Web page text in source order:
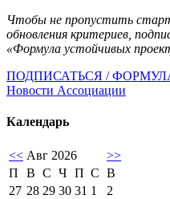
Чтобы не пропустить старт
обновления критериев,
«Формула устойчивых
ПОДПИСАТЬСЯ /
Новости Ассоциации
Календарь
<< Авг 2026
>>
П
В С Ч П С В
27 28 29 30 31 1
2